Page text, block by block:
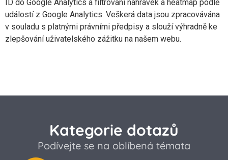
ID do Google Analytics a filtrování nahrávek a heatmap podle
událostí z Google Analytics. Veškerá data jsou zpracovávána
v souladu s platnými právními předpisy a slouží výhradně ke
zlepšování uživatelského zážitku na našem webu.
Kategorie dotazů
Podívejte se na oblíbená témata